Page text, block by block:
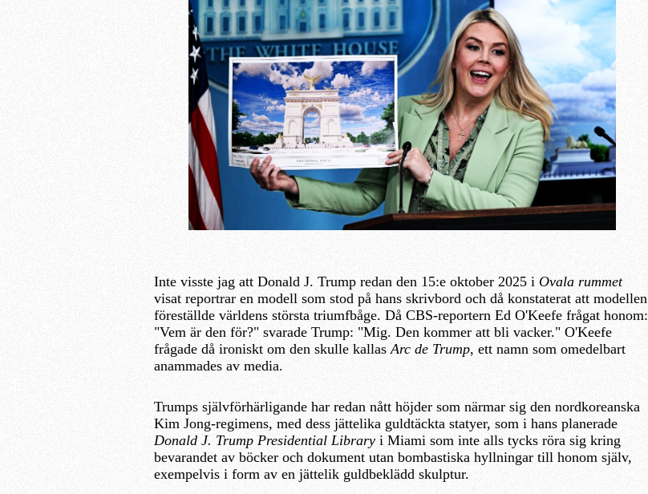
Inte visste jag att Donald J. Trump redan den 15:e oktober 2025 i Ovala rummet
visat reportrar en modell som stod på hans skrivbord och då konstaterat att modellen
föreställde världens största triumfbåge. Då CBS-reportern Ed O'Keefe frågat honom:
"Vem är den för?" svarade Trump: "Mig. Den kommer att bli vacker." O'Keefe
frågade då ironiskt om den skulle kallasArc de Trump, ett namn som omedelbart
anammades av media.
Trumps självförhärligande har redan nått höjder som närmar sig den nordkoreanska
Kim Jong-regimens, med dess jättelika guldtäckta statyer, som i hans planerade
Donald J. Trump Presidential Library i Miami som inte alls tycks röra sig kring
bevarandet av böcker och dokument utan bombastiska hyllningar till honom själv,
exempelvis i form av en jättelik guldbeklädd skulptur.